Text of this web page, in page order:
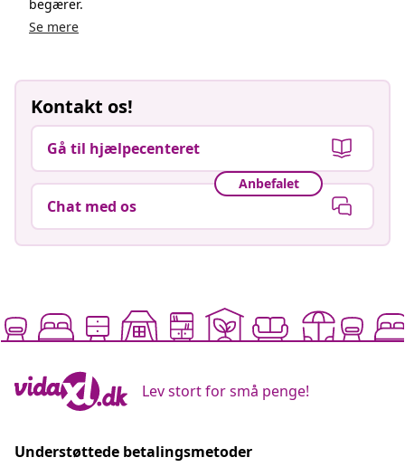
begærer.
Se mere
Kontakt os!
Gå til hjælpecenteret
Anbefalet
Chat med os
Lev stort for små penge!
Understøttede betalingsmetoder